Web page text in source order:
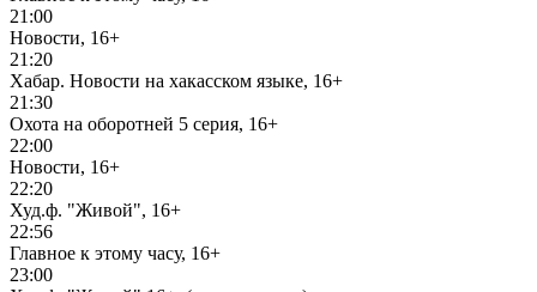
21:00
Новости, 16+
21:20
Хабар. Новости на хакасском языке, 16+
21:30
Охота на оборотней 5 серия, 16+
22:00
Новости, 16+
22:20
Худ.ф. "Живой", 16+
22:56
Главное к этому часу, 16+
23:00